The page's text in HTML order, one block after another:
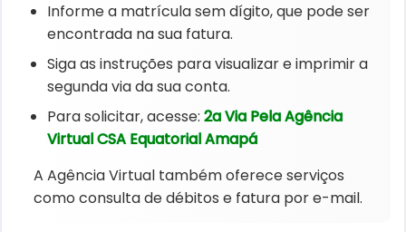
Informe a matrícula sem dígito, que pode ser
encontrada na sua fatura.
Siga as instruções para visualizar e imprimir a
segunda via da sua conta.
Para solicitar, acesse:2a Via Pela Agência
Virtual CSA Equatorial Amapá
A Agência Virtual também oferece serviços
como consulta de débitos e fatura por e-mail.